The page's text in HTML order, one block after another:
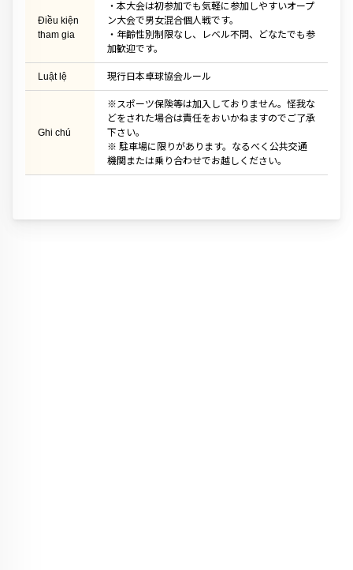
Điều kiện
tham gia
・本大会は初参加でも気軽に参加しやすいオープ
ン大会で男女混合個人戦です。
・年齢性別制限なし、レベル不問、どなたでも参
加歓迎です。
Luật lệ 現行日本卓球協会ルール
Ghi chú
※スポーツ保険等は加入しておりません。怪我な
どをされた場合は責任をおいかねますのでご了承
下さい。
※ 駐車場に限りがあります。なるべく公共交通
機関または乗り合わせでお越しください。